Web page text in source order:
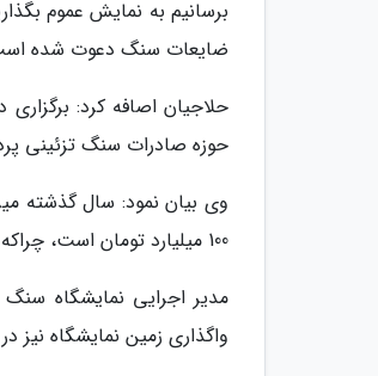
برسانیم به نمایش عموم
ضایعات سنگ دعوت شده
حلاجیان اصافه کرد:
حوزه صادرات سنگ تزئینی
100 میلیارد تومان است، چراکه تجار خارجی برای خرید سنگ به این نمایشگاه خواهند آمد.
واگذاری زمین نمایشگاه